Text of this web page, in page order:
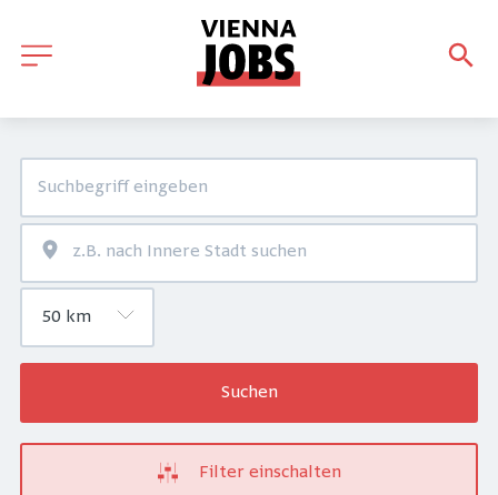
Suchen
Filter einschalten